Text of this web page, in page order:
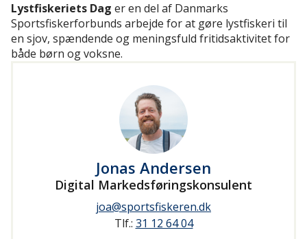
Jonas Andersen
Digital Markedsføringskonsulent
joa@sportsfiskeren.dk
Tlf.: 31 12 64 04
Lystfiskeriets Dag er en del af Danmarks
Sportsfiskerforbunds arbejde for at gøre lystfiskeri til
en sjov, spændende og meningsfuld fritidsaktivitet for
både børn og voksne.